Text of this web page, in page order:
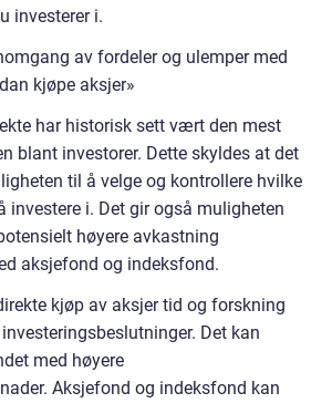
investerer i.
av fordeler og ulemper med
kjøpe aksjer»
har historisk sett vært den mest
blant investorer. Dette skyldes at det
til å velge og kontrollere hvilke
investere i. Det gir også muligheten
høyere avkastning
aksjefond og indeksfond.
kjøp av aksjer tid og forskning
Det kan
med høyere
Aksjefond og indeksfond kan